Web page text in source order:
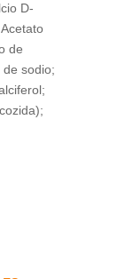
D-
de
sodio;